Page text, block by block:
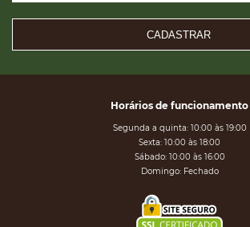
CADASTRAR
Horários de funcionamento
Segunda a quinta: 10:00 às 19:00
Sexta: 10:00 às 18:00
Sábado: 10:00 às 16:00
Domingo: Fechado